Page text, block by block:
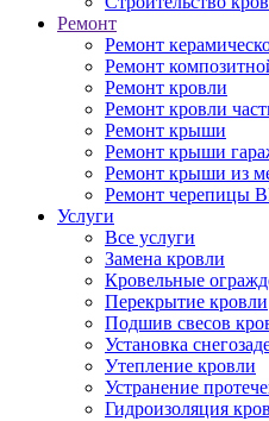
Ремонт
Ремонт
Ремонт
Ремонт кровли
Ремонт кровли
Ремонт крыши
Ремонт крыши
Ремонт крыши из
Ремонт черепицы
Услуги
Все услуги
Замена кровли
Кровельные
Перекрытие кровли
Подшив свесов
Установка
Утепление кровли
Устранение
Гидроизоляция